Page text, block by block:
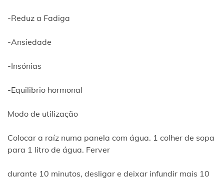
-Reduz a Fadiga
-Ansiedade
-Insónias
-Equilibrio hormonal
Modo de utilização
Colocar a raíz numa panela com água. 1 colher de sopa
para 1 litro de água. Ferver
durante 10 minutos, desligar e deixar infundir mais 10